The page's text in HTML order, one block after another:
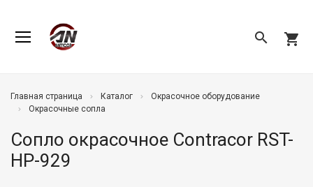
search shopping_cart
Главная страница Каталог
Окрасочное оборудование
Окрасочные сопла
Сопло окрасочное Contracor RST-
HP-929